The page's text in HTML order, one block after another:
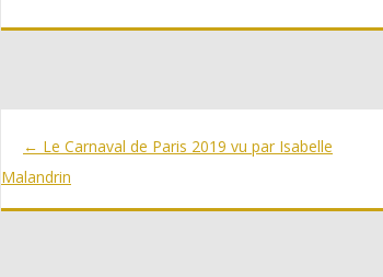
Navigation
des
articles
← Le Carnaval de Paris 2019 vu par Isabelle
Malandrin